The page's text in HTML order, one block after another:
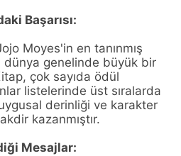
Başarısı:
Moyes'in en tanınmış
genelinde büyük bir
çok sayıda ödül
listelerinde üst sıralarda
derinliği ve karakter
kazanmıştır.
Mesajlar: